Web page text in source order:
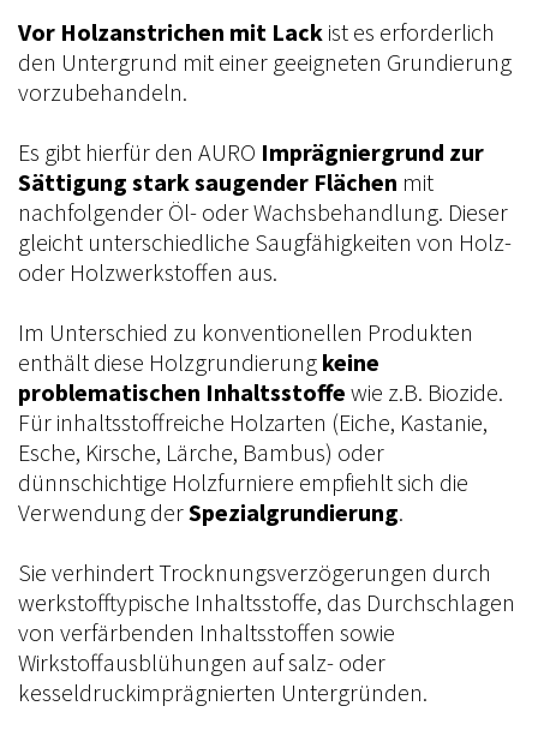
Vor Holzanstrichen mit Lack ist es erforderlich
den Untergrund mit einer geeigneten Grundierung
vorzubehandeln.
Es gibt hierfür den AURO Imprägniergrund zur
Sättigung stark saugender Flächen mit
nachfolgender Öl- oder Wachsbehandlung. Dieser
gleicht unterschiedliche Saugfähigkeiten von Holz-
oder Holzwerkstoffen aus.
Im Unterschied zu konventionellen Produkten
enthält diese Holzgrundierung keine
problematischen Inhaltsstoffe wie z.B. Biozide.
Für inhaltsstoffreiche Holzarten (Eiche, Kastanie,
Esche, Kirsche, Lärche, Bambus) oder
dünnschichtige Holzfurniere empfiehlt sich die
Verwendung derSpezialgrundierung.
Sie verhindert Trocknungsverzögerungen durch
werkstofftypische Inhaltsstoffe, das Durchschlagen
von verfärbenden Inhaltsstoffen sowie
Wirkstoffausblühungen auf salz- oder
kesseldruckimprägnierten Untergründen.